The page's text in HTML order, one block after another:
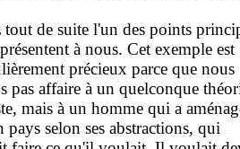
tout de suite l'un des points
à nous. Cet exemple est
précieux parce que nous
pas affaire à un quelconque
mais à un homme qui a
pays selon ses abstractions, qui